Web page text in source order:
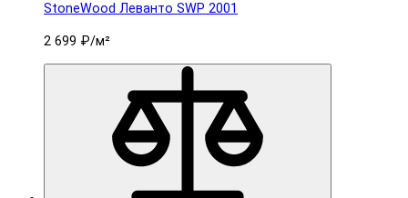
StoneWood Леванто SWP 2001
2 699 ₽/м²